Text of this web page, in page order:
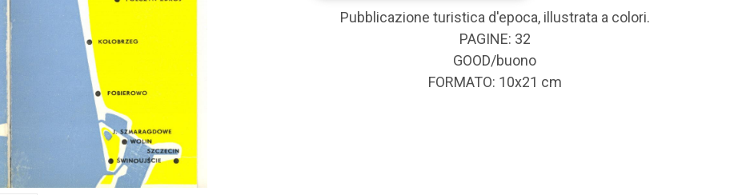
Pubblicazione turistica d'epoca, illustrata a colori.
PAGINE: 32
GOOD/buono
FORMATO: 10x21 cm